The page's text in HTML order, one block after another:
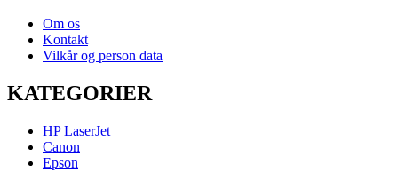
Om os
Kontakt
Vilkår og person data
KATEGORIER
HP LaserJet
Canon
Epson